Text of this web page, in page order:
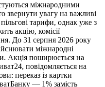
міжнародними
звернути увагу на важливі
тарифи, однак уже з
акцію, комісії
До 31 серпня 2026 року
міжнародні
Акція поширюється на
повідомляється на
переказ із картки
— 1% замість